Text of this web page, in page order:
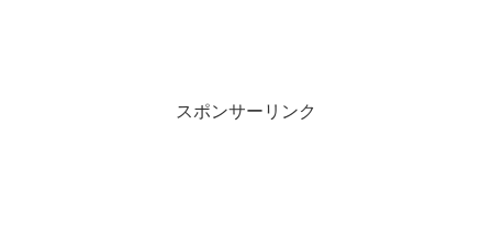
スポンサーリンク